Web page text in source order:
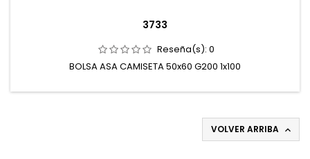
3733
Reseña(s): 0
BOLSA ASA CAMISETA 50x60 G200 1x100
VOLVER ARRIBA 